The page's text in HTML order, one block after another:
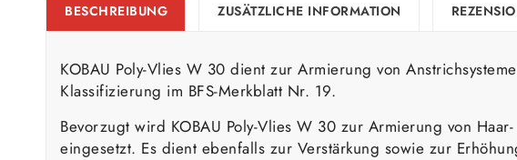
BESCHREIBUNG ZUSÄTZLICHE INFORMATION
KOBAU Poly-Vlies W 30 dient zur Armierung von
Klassifizierung im BFS-Merkblatt Nr. 19.
Bevorzugt wird KOBAU Poly-Vlies W 30 zur Armierung von
eingesetzt. Es dient ebenfalls zur Verstärkung sowie zur